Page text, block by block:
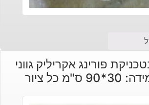
פורינג אקריליק גווני
כל ציור